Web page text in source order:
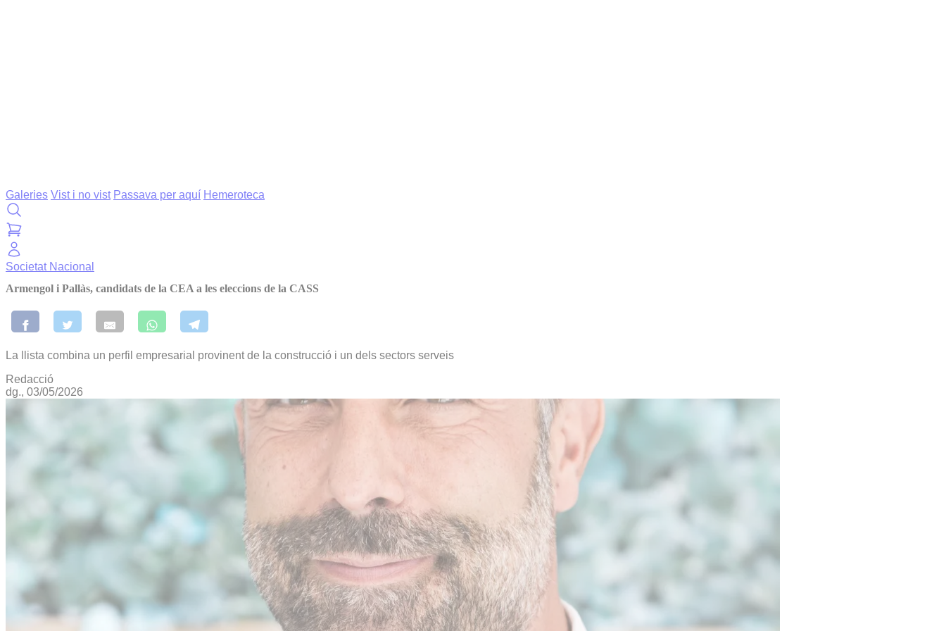
Galeries Vist i no vist Passava per aquí Hemeroteca
Societat Nacional
Armengol i Pallàs, candidats de la CEA a les eleccions de la CASS
La llista combina un perfil empresarial provinent de la construcció i un dels sectors serveis
Redacció
dg., 03/05/2026